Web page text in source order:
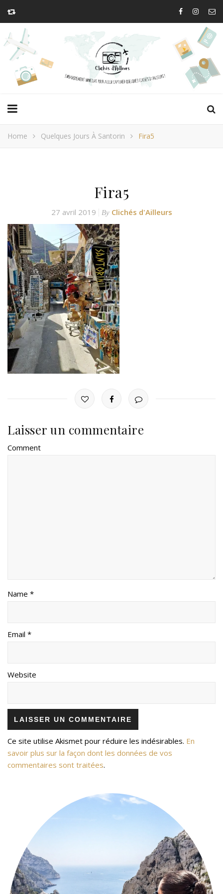
Home Quelques Jours À Santorin Fira5
Fira5
27 avril 2019 By Clichés d'Ailleurs
Laisser un commentaire
Comment
Name *
Email *
Website
Ce site utilise Akismet pour réduire les indésirables. En
savoir plus sur la façon dont les données de vos
commentaires sont traitées.